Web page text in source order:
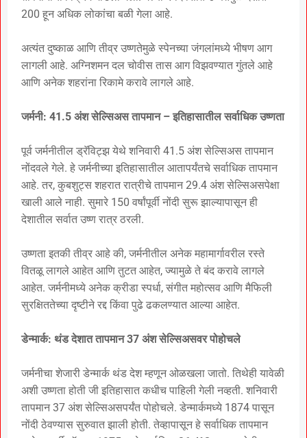
200 हून अधिक लोकांचा बळी गेला आहे.
अत्यंत दुष्काळ आणि तीव्र उष्णतेमुळे स्पेनच्या जंगलांमध्ये भीषण आग
लागली आहे. अग्निशमन दल चोवीस तास आग विझवण्यात गुंतले आहे
आणि अनेक शहरांना रिकामे करावे लागले आहे.
जर्मनी: 41.5 अंश सेल्सिअस तापमान – इतिहासातील सर्वाधिक उष्णता
पूर्व जर्मनीतील ड्रॅविट्झ येथे शनिवारी 41.5 अंश सेल्सिअस तापमान
नोंदवले गेले. हे जर्मनीच्या इतिहासातील आतापर्यंतचे सर्वाधिक तापमान
आहे. तर, कुबशुट्स शहरात रात्रीचे तापमान 29.4 अंश सेल्सिअसपेक्षा
खाली आले नाही. सुमारे 150 वर्षांपूर्वी नोंदी सुरू झाल्यापासून ही
देशातील सर्वात उष्ण रात्र ठरली.
उष्णता इतकी तीव्र आहे की, जर्मनीतील अनेक महामार्गावरील रस्ते
वितळू लागले आहेत आणि तुटत आहेत, ज्यामुळे ते बंद करावे लागले
आहेत. जर्मनीमध्ये अनेक क्रीडा स्पर्धा, संगीत महोत्सव आणि मैफिली
सुरक्षिततेच्या दृष्टीने रद्द किंवा पुढे ढकलण्यात आल्या आहेत.
डेन्मार्क: थंड देशात तापमान 37 अंश सेल्सिअसवर पोहोचले
जर्मनीचा शेजारी डेन्मार्क थंड देश म्हणून ओळखला जातो. तिथेही यावेळी
अशी उष्णता होती जी इतिहासात कधीच पाहिली गेली नव्हती. शनिवारी
तापमान 37 अंश सेल्सिअसपर्यंत पोहोचले. डेन्मार्कमध्ये 1874 पासून
नोंदी ठेवण्यास सुरुवात झाली होती. तेव्हापासून हे सर्वाधिक तापमान